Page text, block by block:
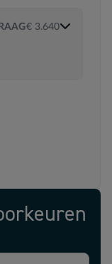
€ 3.640